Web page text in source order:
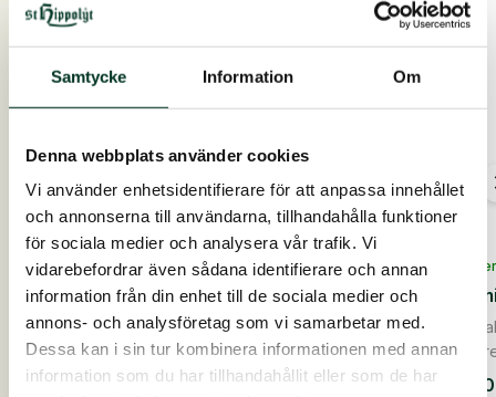
Samtycke Information Om
Denna webbplats använder cookies
Vi använder enhetsidentifierare för att anpassa innehållet
och annonserna till användarna, tillhandahålla funktioner
för sociala medier och analysera vår trafik. Vi
vidarebefordrar även sådana identifierare och annan
information från din enhet till de sociala medier och
annons- och analysföretag som vi samarbetar med.
Dessa kan i sin tur kombinera informationen med annan
information som du har tillhandahållit eller som de har
På lager
Spannmålsfri & low carbför lättfödda hästar oc...
EquiGard Nordic Pellets, 25 kg
745,00 SEK
På lager